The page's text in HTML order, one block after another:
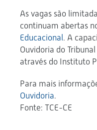
As vagas são
continuam abertas
Educacional. A
Ouvidoria do
através do Instituto
Para mais
Ouvidoria.
Fonte: TCE-CE